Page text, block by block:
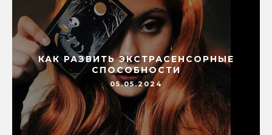
КАК РАЗВИТЬ ЭКСТРАСЕНСОРНЫЕ
СПОСОБНОСТИ
05.05.2024